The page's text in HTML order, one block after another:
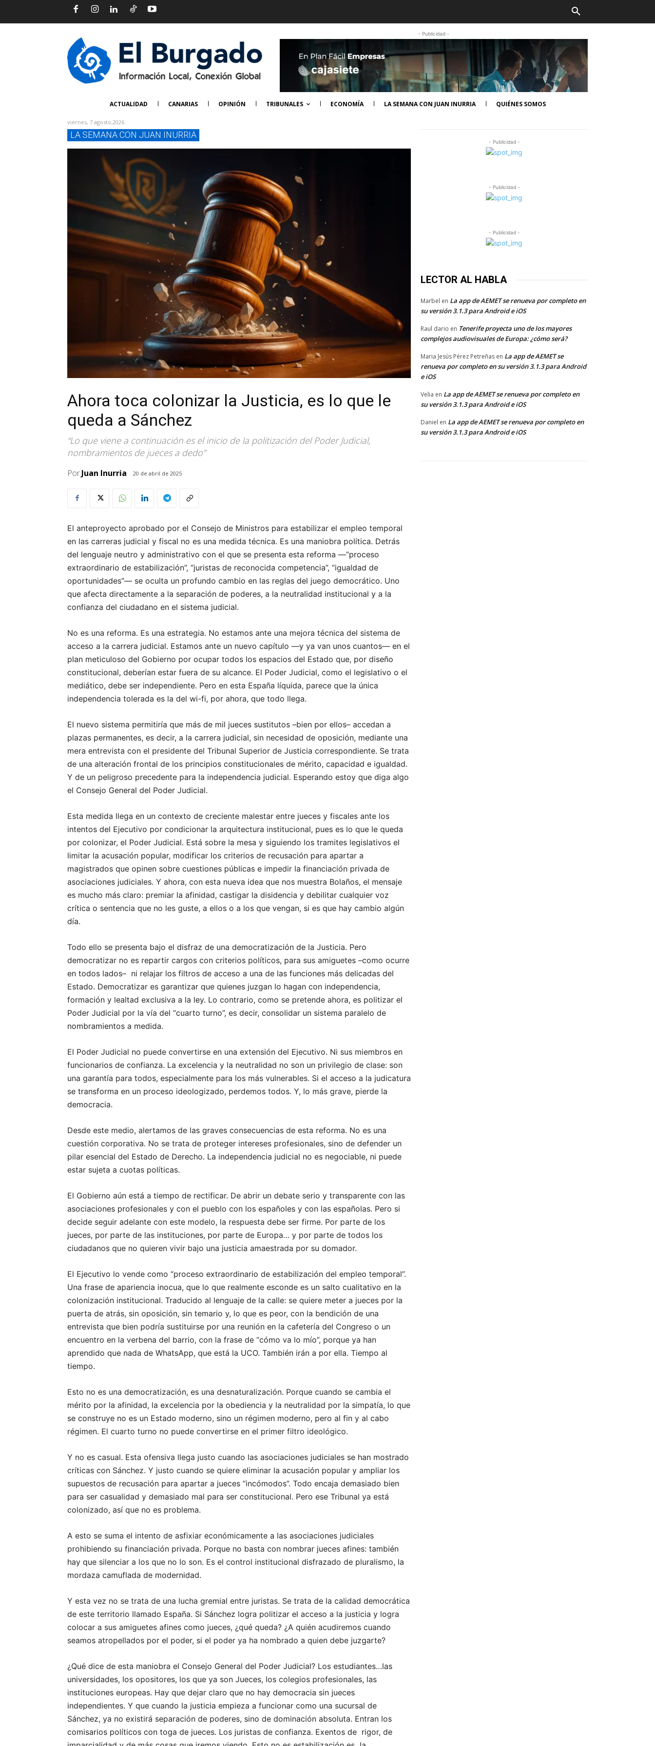
- Publicidad -
ACTUALIDAD CANARIAS OPINIÓN TRIBUNALES ECONOMÍA LA SEMANA CON JUAN INURRIA QUIÉNES SOMOS
viernes, 7 agosto,2026
LA SEMANA CON JUAN INURRIA
Ahora toca colonizar la Justicia, es lo que le
queda a Sánchez
“Lo que viene a continuación es el inicio de la politización del Poder Judicial,
nombramientos de jueces a dedo”
PorJuan Inurria 20 de abril de 2025
El anteproyecto aprobado por el Consejo de Ministros para estabilizar el empleo temporal
en las carreras judicial y fiscal no es una medida técnica. Es una maniobra política. Detrás
del lenguaje neutro y administrativo con el que se presenta esta reforma —“proceso
extraordinario de estabilización”, “juristas de reconocida competencia”, “igualdad de
oportunidades”— se oculta un profundo cambio en las reglas del juego democrático. Uno
que afecta directamente a la separación de poderes, a la neutralidad institucional y a la
confianza del ciudadano en el sistema judicial.
No es una reforma. Es una estrategia. No estamos ante una mejora técnica del sistema de
acceso a la carrera judicial. Estamos ante un nuevo capítulo —y ya van unos cuantos— en el
plan meticuloso del Gobierno por ocupar todos los espacios del Estado que, por diseño
constitucional, deberían estar fuera de su alcance. El Poder Judicial, como el legislativo o el
mediático, debe ser independiente. Pero en esta España líquida, parece que la única
independencia tolerada es la del wi-fi, por ahora, que todo llega.
El nuevo sistema permitiría que más de mil jueces sustitutos –bien por ellos– accedan a
plazas permanentes, es decir, a la carrera judicial, sin necesidad de oposición, mediante una
mera entrevista con el presidente del Tribunal Superior de Justicia correspondiente. Se trata
de una alteración frontal de los principios constitucionales de mérito, capacidad e igualdad.
Y de un peligroso precedente para la independencia judicial. Esperando estoy que diga algo
el Consejo General del Poder Judicial.
Esta medida llega en un contexto de creciente malestar entre jueces y fiscales ante los
intentos del Ejecutivo por condicionar la arquitectura institucional, pues es lo que le queda
por colonizar, el Poder Judicial. Está sobre la mesa y siguiendo los tramites legislativos el
limitar la acusación popular, modificar los criterios de recusación para apartar a
magistrados que opinen sobre cuestiones públicas e impedir la financiación privada de
asociaciones judiciales. Y ahora, con esta nueva idea que nos muestra Bolaños, el mensaje
es mucho más claro: premiar la afinidad, castigar la disidencia y debilitar cualquier voz
crítica o sentencia que no les guste, a ellos o a los que vengan, si es que hay cambio algún
día.
Todo ello se presenta bajo el disfraz de una democratización de la Justicia. Pero
democratizar no es repartir cargos con criterios políticos, para sus amiguetes –como ocurre
en todos lados– ni relajar los filtros de acceso a una de las funciones más delicadas del
Estado. Democratizar es garantizar que quienes juzgan lo hagan con independencia,
formación y lealtad exclusiva a la ley. Lo contrario, como se pretende ahora, es politizar el
Poder Judicial por la vía del “cuarto turno”, es decir, consolidar un sistema paralelo de
nombramientos a medida.
El Poder Judicial no puede convertirse en una extensión del Ejecutivo. Ni sus miembros en
funcionarios de confianza. La excelencia y la neutralidad no son un privilegio de clase: son
una garantía para todos, especialmente para los más vulnerables. Si el acceso a la judicatura
se transforma en un proceso ideologizado, perdemos todos. Y, lo más grave, pierde la
democracia.
Desde este medio, alertamos de las graves consecuencias de esta reforma. No es una
cuestión corporativa. No se trata de proteger intereses profesionales, sino de defender un
pilar esencial del Estado de Derecho. La independencia judicial no es negociable, ni puede
estar sujeta a cuotas políticas.
El Gobierno aún está a tiempo de rectificar. De abrir un debate serio y transparente con las
asociaciones profesionales y con el pueblo con los españoles y con las españolas. Pero si
decide seguir adelante con este modelo, la respuesta debe ser firme. Por parte de los
jueces, por parte de las instituciones, por parte de Europa… y por parte de todos los
ciudadanos que no quieren vivir bajo una justicia amaestrada por su domador.
El Ejecutivo lo vende como “proceso extraordinario de estabilización del empleo temporal”.
Una frase de apariencia inocua, que lo que realmente esconde es un salto cualitativo en la
colonización institucional. Traducido al lenguaje de la calle: se quiere meter a jueces por la
puerta de atrás, sin oposición, sin temario y, lo que es peor, con la bendición de una
entrevista que bien podría sustituirse por una reunión en la cafetería del Congreso o un
encuentro en la verbena del barrio, con la frase de “cómo va lo mío”, porque ya han
aprendido que nada de WhatsApp, que está la UCO. También irán a por ella. Tiempo al
tiempo.
Esto no es una democratización, es una desnaturalización. Porque cuando se cambia el
mérito por la afinidad, la excelencia por la obediencia y la neutralidad por la simpatía, lo que
se construye no es un Estado moderno, sino un régimen moderno, pero al fin y al cabo
régimen. El cuarto turno no puede convertirse en el primer filtro ideológico.
Y no es casual. Esta ofensiva llega justo cuando las asociaciones judiciales se han mostrado
críticas con Sánchez. Y justo cuando se quiere eliminar la acusación popular y ampliar los
supuestos de recusación para apartar a jueces “incómodos”. Todo encaja demasiado bien
para ser casualidad y demasiado mal para ser constitucional. Pero ese Tribunal ya está
colonizado, así que no es problema.
A esto se suma el intento de asfixiar económicamente a las asociaciones judiciales
prohibiendo su financiación privada. Porque no basta con nombrar jueces afines: también
hay que silenciar a los que no lo son. Es el control institucional disfrazado de pluralismo, la
mordaza camuflada de modernidad.
Y esta vez no se trata de una lucha gremial entre juristas. Se trata de la calidad democrática
de este territorio llamado España. Si Sánchez logra politizar el acceso a la justicia y logra
colocar a sus amiguetes afines como jueces, ¿qué queda? ¿A quién acudiremos cuando
seamos atropellados por el poder, si el poder ya ha nombrado a quien debe juzgarte?
¿Qué dice de esta maniobra el Consejo General del Poder Judicial? Los estudiantes…las
universidades, los opositores, los que ya son Jueces, los colegios profesionales, las
instituciones europeas. Hay que dejar claro que no hay democracia sin jueces
independientes. Y que cuando la justicia empieza a funcionar como una sucursal de
Sánchez, ya no existirá separación de poderes, sino de dominación absoluta. Entran los
comisarios políticos con toga de jueces. Los juristas de confianza. Exentos de rigor, de
- Publicidad -
- Publicidad -
- Publicidad -
LECTOR AL HABLA
Marbel en La app de AEMET se renueva por completo en
su versión 3.1.3 para Android e iOS
Raul dario en Tenerife proyecta uno de los mayores
complejos audiovisuales de Europa: ¿cómo será?
Maria Jesús Pérez Petreñas en La app de AEMET se
renueva por completo en su versión 3.1.3 para Android
e iOS
Velia en La app de AEMET se renueva por completo en
su versión 3.1.3 para Android e iOS
Daniel en La app de AEMET se renueva por completo en
su versión 3.1.3 para Android e iOS